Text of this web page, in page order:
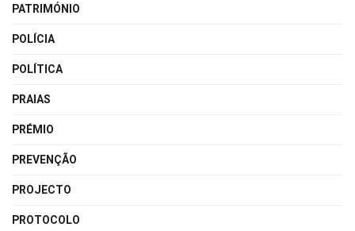
PATRIMÓNIO
POLÍCIA
POLÍTICA
PRAIAS
PRÉMIO
PREVENÇÃO
PROJECTO
PROTOCOLO